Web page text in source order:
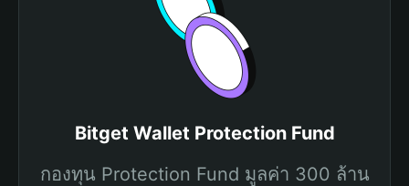
Bitget Wallet Protection Fund
กองทุน Protection Fund มูลค่า 300 ล้าน